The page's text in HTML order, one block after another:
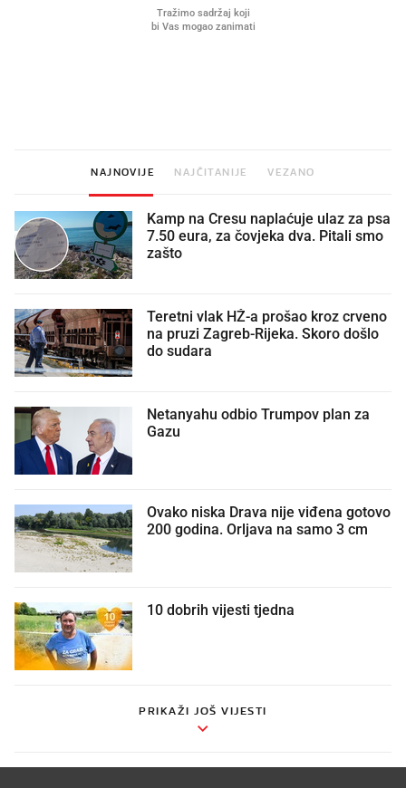
NAJNOVIJE NAJČITANIJE VEZANO
Kamp na Cresu naplaćuje ulaz za psa
7.50 eura, za čovjeka dva. Pitali smo
zašto
Teretni vlak HŽ-a prošao kroz crveno
na pruzi Zagreb-Rijeka. Skoro došlo
do sudara
Netanyahu odbio Trumpov plan za
Gazu
Ovako niska Drava nije viđena gotovo
200 godina. Orljava na samo 3 cm
10 dobrih vijesti tjedna
PRIKAŽI JOŠ VIJESTI